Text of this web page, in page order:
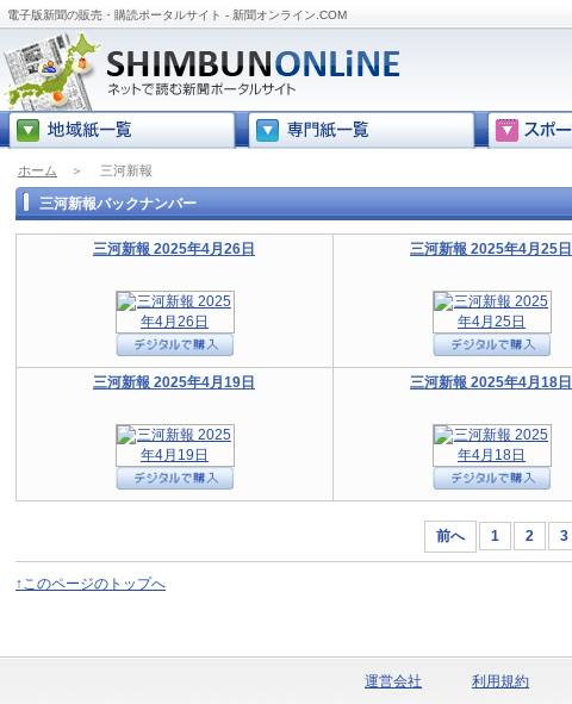
電子版新聞の販売・購読ポータルサイト - 新聞オンライン.COM
ホーム ＞ 三河新報
三河新報バックナンバー
三河新報 2025年4月26日 三河新報 2025年4月25日
三河新報 2025年4月19日 三河新報 2025年4月18日
前へ 1 2 3
↑このページのトップへ
運営会社 利用規約